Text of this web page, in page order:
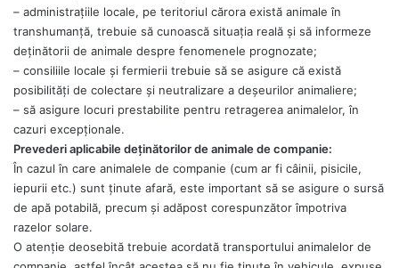
– administraţiile locale, pe teritoriul cărora există animale în
transhumanţă, trebuie să cunoască situaţia reală şi să informeze
deţinătorii de animale despre fenomenele prognozate;
– consiliile locale şi fermierii trebuie să se asigure că există
posibilităţi de colectare şi neutralizare a deşeurilor animaliere;
– să asigure locuri prestabilite pentru retragerea animalelor, în
cazuri excepţionale.
Prevederi aplicabile deţinătorilor de animale de companie:
În cazul în care animalele de companie (cum ar fi câinii, pisicile,
iepurii etc.) sunt ţinute afară, este important să se asigure o sursă
de apă potabilă, precum şi adăpost corespunzător împotriva
razelor solare.
O atenţie deosebită trebuie acordată transportului animalelor de